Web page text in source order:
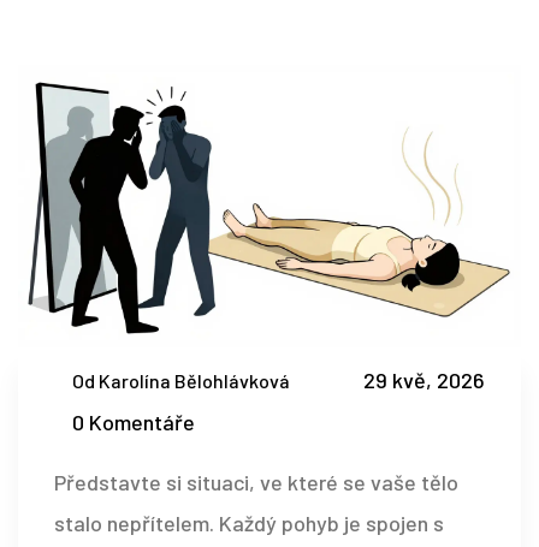
Od Karolína Bělohlávková
29 kvě, 2026
0 Komentáře
Představte si situaci, ve které se vaše tělo
stalo nepřítelem. Každý pohyb je spojen s